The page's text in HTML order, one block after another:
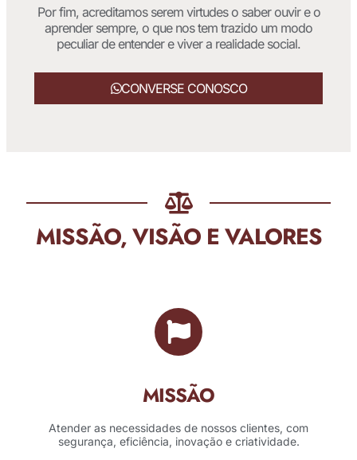
Por fim, acreditamos serem virtudes o saber ouvir e o
aprender sempre, o que nos tem trazido um modo
peculiar de entender e viver a realidade social.
CONVERSE CONOSCO
MISSÃO, VISÃO E VALORES
MISSÃO
Atender as necessidades de nossos clientes, com
segurança, eficiência, inovação e criatividade.